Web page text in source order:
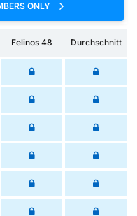
ONLY
Felinos 48 Durchschnitt